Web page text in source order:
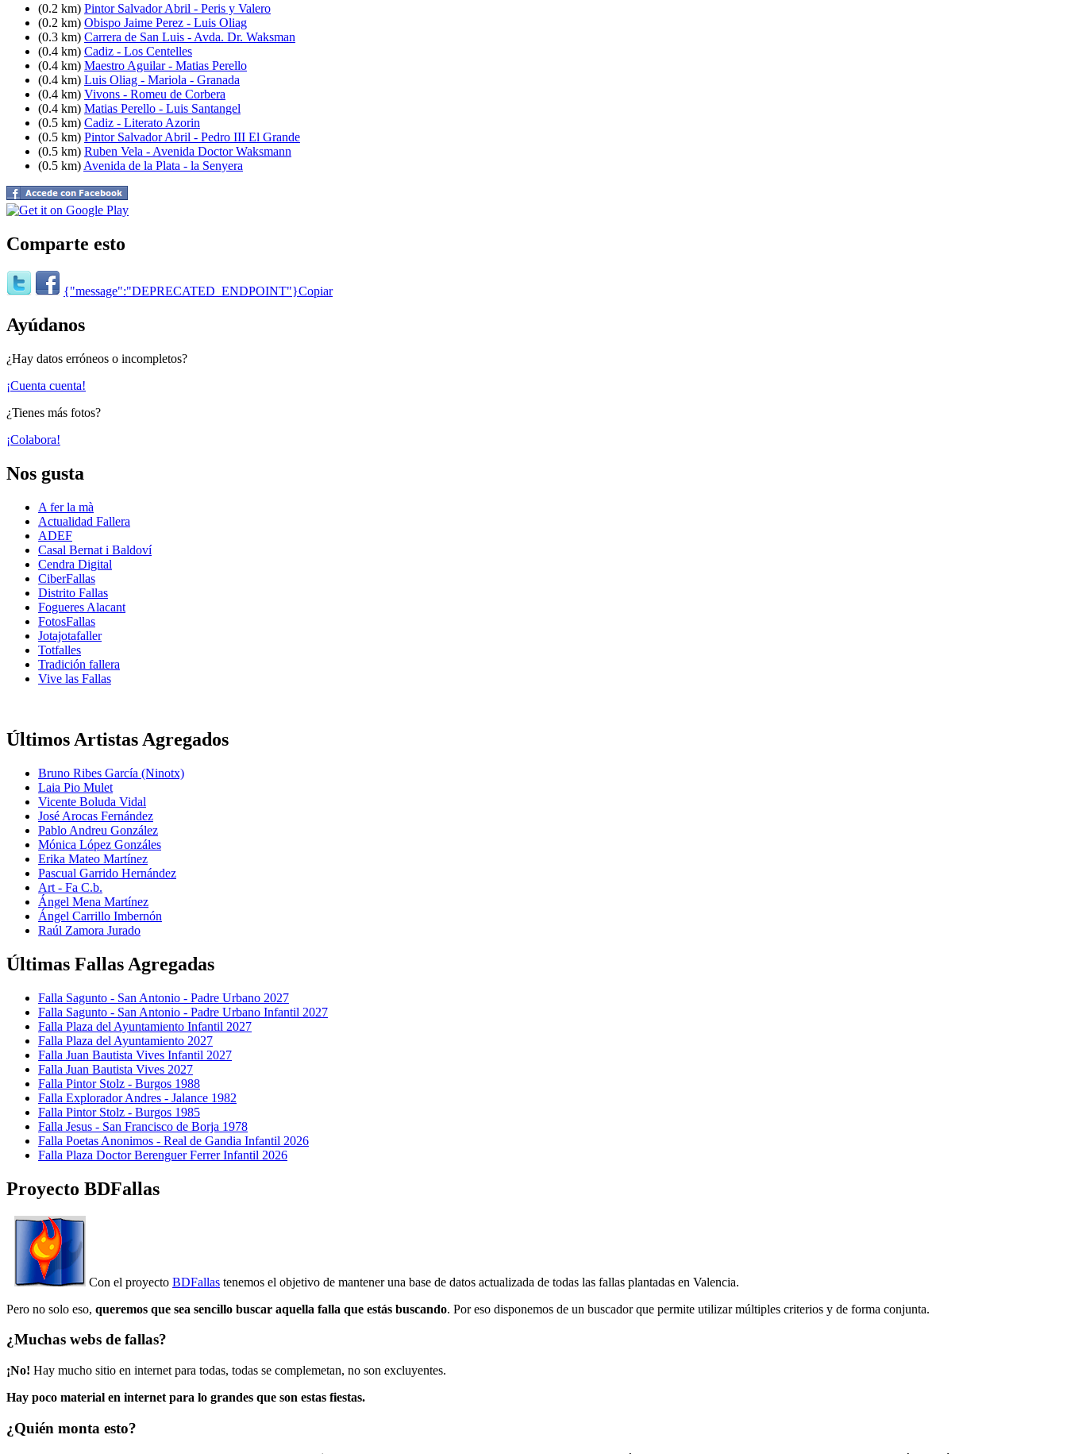
(0.2 km) Pintor Salvador Abril - Peris y Valero
(0.2 km) Obispo Jaime Perez - Luis Oliag
(0.3 km) Carrera de San Luis - Avda. Dr. Waksman
(0.4 km) Cadiz - Los Centelles
(0.4 km) Maestro Aguilar - Matias Perello
(0.4 km) Luis Oliag - Mariola - Granada
(0.4 km) Vivons - Romeu de Corbera
(0.4 km) Matias Perello - Luis Santangel
(0.5 km) Cadiz - Literato Azorin
(0.5 km) Pintor Salvador Abril - Pedro III El Grande
(0.5 km) Ruben Vela - Avenida Doctor Waksmann
(0.5 km) Avenida de la Plata - la Senyera
Comparte esto
{"message":"DEPRECATED_ENDPOINT"}Copiar
Ayúdanos
¿Hay datos erróneos o incompletos?
¡Cuenta cuenta!
¿Tienes más fotos?
¡Colabora!
Nos gusta
A fer la mà
Actualidad Fallera
ADEF
Casal Bernat i Baldoví
Cendra Digital
CiberFallas
Distrito Fallas
Fogueres Alacant
FotosFallas
Jotajotafaller
Totfalles
Tradición fallera
Vive las Fallas
Últimos Artistas Agregados
Bruno Ribes García (Ninotx)
Laia Pio Mulet
Vicente Boluda Vidal
José Arocas Fernández
Pablo Andreu González
Mónica López Gonzáles
Erika Mateo Martínez
Pascual Garrido Hernández
Art - Fa C.b.
Ángel Mena Martínez
Ángel Carrillo Imbernón
Raúl Zamora Jurado
Últimas Fallas Agregadas
Falla Sagunto - San Antonio - Padre Urbano 2027
Falla Sagunto - San Antonio - Padre Urbano Infantil 2027
Falla Plaza del Ayuntamiento Infantil 2027
Falla Plaza del Ayuntamiento 2027
Falla Juan Bautista Vives Infantil 2027
Falla Juan Bautista Vives 2027
Falla Pintor Stolz - Burgos 1988
Falla Explorador Andres - Jalance 1982
Falla Pintor Stolz - Burgos 1985
Falla Jesus - San Francisco de Borja 1978
Falla Poetas Anonimos - Real de Gandia Infantil 2026
Falla Plaza Doctor Berenguer Ferrer Infantil 2026
Proyecto BDFallas
Con el proyecto BDFallas tenemos el objetivo de mantener una base de datos actualizada de todas las fallas plantadas en Valencia.
Pero no solo eso, queremos que sea sencillo buscar aquella falla que estás buscando. Por eso disponemos de un buscador que permite utilizar múltiples criterios y de forma conjunta.
¿Muchas webs de fallas?
¡No! Hay mucho sitio en internet para todas, todas se complemetan, no son excluyentes.
Hay poco material en internet para lo grandes que son estas fiestas.
¿Quién monta esto?